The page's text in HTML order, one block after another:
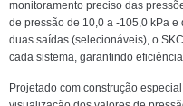
monitoramento preciso das
de pressão de 10,0 a -105,0 kPa
duas saídas (selecionáveis), o
cada sistema, garantindo
Projetado com construção